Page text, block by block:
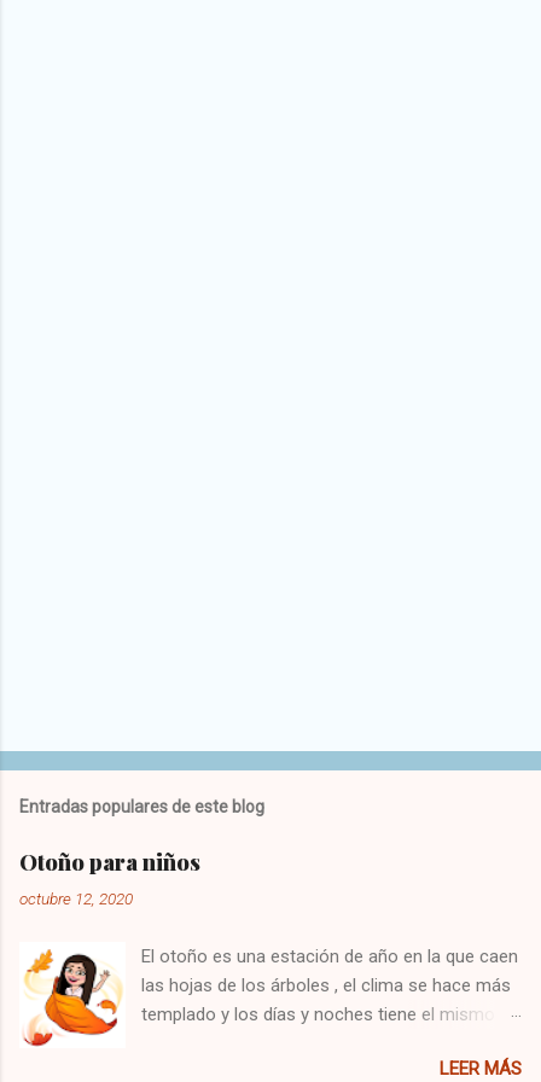
Entradas populares de este blog
Otoño para niños
octubre 12, 2020
El otoño es una estación de año en la que caen
las hojas de los árboles , el clima se hace más
templado y los días y noches tiene el mismo
comienza también el equinoccio de otoño en el
LEER MÁS